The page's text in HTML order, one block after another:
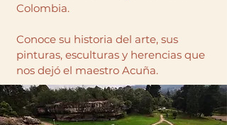
Colombia.
Conoce su historia del arte, sus
pinturas, esculturas y herencias que
nos dejó el maestro Acuña.